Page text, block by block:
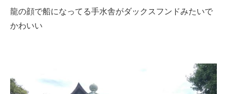
龍の顔で船になってる手水舎がダックスフンドみたいで
かわいい